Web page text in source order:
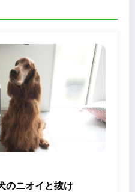
のニオイと抜け